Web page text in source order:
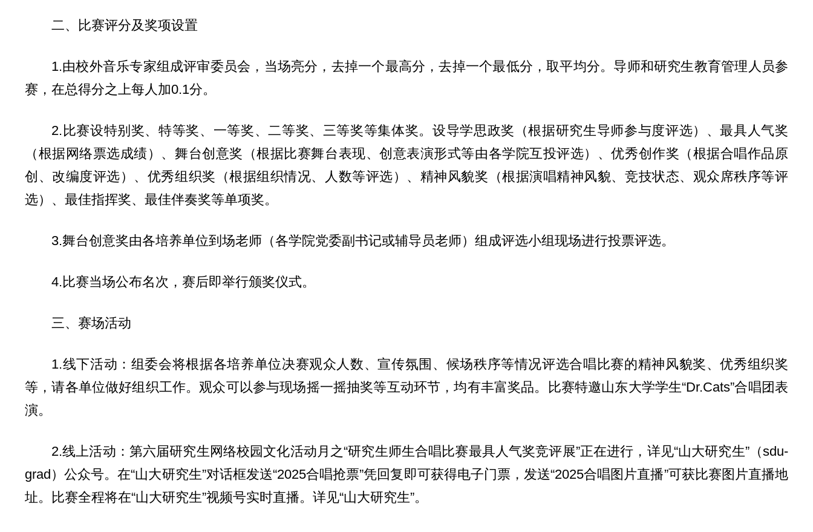
二、比赛评分及奖项设置
1.由校外音乐专家组成评审委员会，当场亮分，去掉一个最高分，去掉一个最低分，取平均分。导师和研究生教育管理人员参
赛，在总得分之上每人加0.1分。
2.比赛设特别奖、特等奖、一等奖、二等奖、三等奖等集体奖。设导学思政奖（根据研究生导师参与度评选）、最具人气奖
（根据网络票选成绩）、舞台创意奖（根据比赛舞台表现、创意表演形式等由各学院互投评选）、优秀创作奖（根据合唱作品原
创、改编度评选）、优秀组织奖（根据组织情况、人数等评选）、精神风貌奖（根据演唱精神风貌、竞技状态、观众席秩序等评
选）、最佳指挥奖、最佳伴奏奖等单项奖。
3.舞台创意奖由各培养单位到场老师（各学院党委副书记或辅导员老师）组成评选小组现场进行投票评选。
4.比赛当场公布名次，赛后即举行颁奖仪式。
三、赛场活动
1.线下活动：组委会将根据各培养单位决赛观众人数、宣传氛围、候场秩序等情况评选合唱比赛的精神风貌奖、优秀组织奖
等，请各单位做好组织工作。观众可以参与现场摇一摇抽奖等互动环节，均有丰富奖品。比赛特邀山东大学学生“Dr.Cats”合唱团表
演。
2.线上活动：第六届研究生网络校园文化活动月之“研究生师生合唱比赛最具人气奖竞评展”正在进行，详见“山大研究生”（sdu-
grad）公众号。在“山大研究生”对话框发送“2025合唱抢票”凭回复即可获得电子门票，发送“2025合唱图片直播”可获比赛图片直播地
址。比赛全程将在“山大研究生”视频号实时直播。详见“山大研究生”。